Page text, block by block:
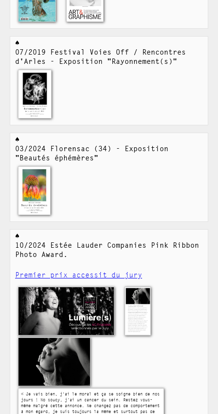
07/2019 Festival Voies Off / Rencontres
d'Arles - Exposition "Rayonnement(s)"
03/2024 Florensac (34) - Exposition
"Beautés éphémères"
10/2024 Estée Lauder Companies Pink Ribbon
Photo Award.
Premier prix accessit du jury
« Je vais bien, j'ai le moral et ça se soigne bien de nos
jours ! No soucy, j’ai un cancer du sein. Restez vous-
même malgré cette annonce. Ne changez pas de comportement
à mon égard, je suis toujours la même et surtout pas de